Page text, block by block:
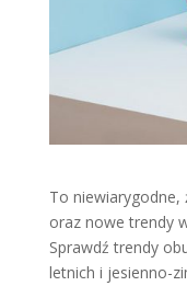
To niewiarygodne,
oraz nowe trendy
Sprawdź trendy
letnich i jesienno-